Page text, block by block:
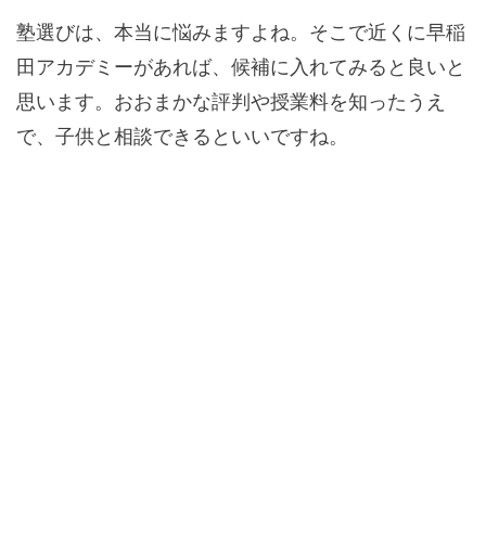
塾選びは、本当に悩みますよね。そこで近くに早稲
田アカデミーがあれば、候補に入れてみると良いと
思います。おおまかな評判や授業料を知ったうえ
で、子供と相談できるといいですね。